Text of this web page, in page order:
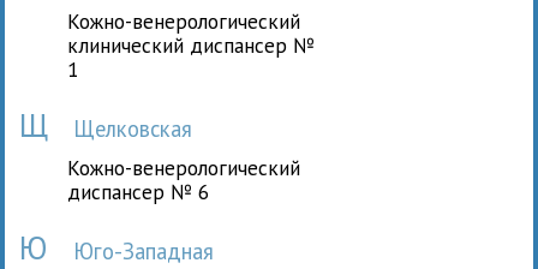
Кожно-венерологический
клинический диспансер №
1
Щ Щелковская
Кожно-венерологический
диспансер № 6
Ю Юго-Западная